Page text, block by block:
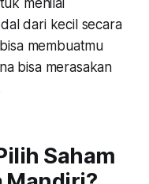
dari kecil secara
membuatmu
bisa merasakan
Saham